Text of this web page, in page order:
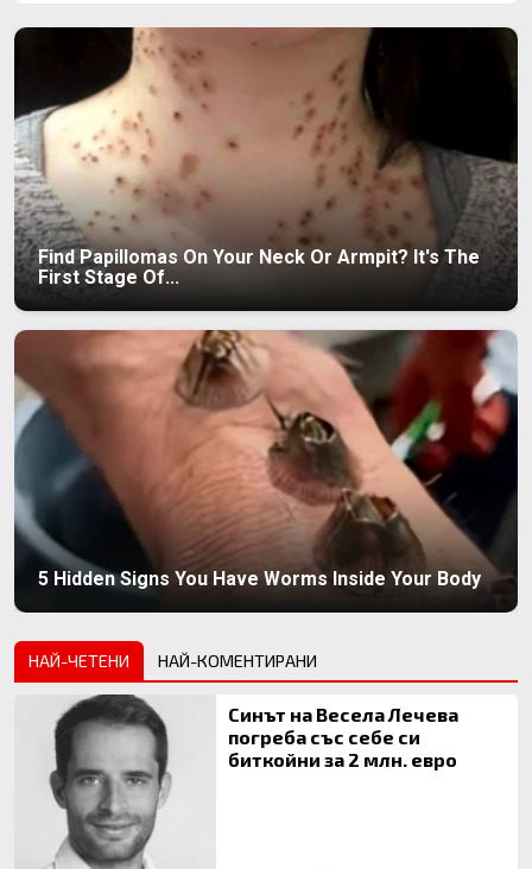
Find Papillomas On Your Neck Or Armpit? It's The
First Stage Of...
5 Hidden Signs You Have Worms Inside Your Body
НАЙ-ЧЕТЕНИ НАЙ-КОМЕНТИРАНИ
Синът на Весела Лечева
погреба със себе си
биткойни за 2 млн. евро